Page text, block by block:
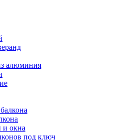
алюминия
и окна
под ключ